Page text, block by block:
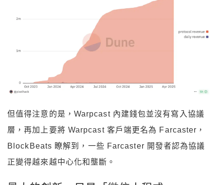
但值得注意的是，Warpcast 內建錢包並沒有寫入協議
層，再加上要將 Warpcast 客戶端更名為 Farcaster，
BlockBeats 瞭解到，一些 Farcaster 開發者認為協議
正變得越來越中心化和壟斷。